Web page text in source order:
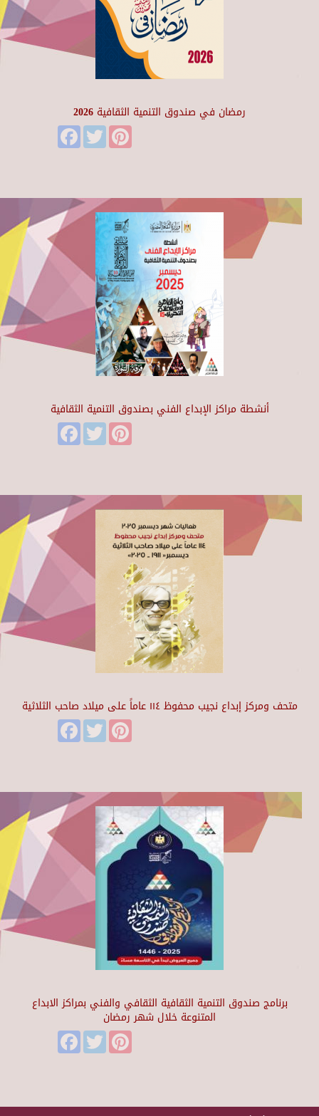
رمضان في صندوق التنمية الثقافية 2026
FacebookTwitter
أنشطة مراكز الإبداع الفني بصندوق التنمية الثقافية
FacebookTwitter
متحف ومركز إبداع نجيب محفوظ ١١٤ عاماً على ميلاد صاحب الثلاثية
FacebookTwitter
برنامج صندوق التنمية الثقافية الثقافي والفني بمراكز الابداع
المتنوعة خلال شهر رمضان
FacebookTwitter